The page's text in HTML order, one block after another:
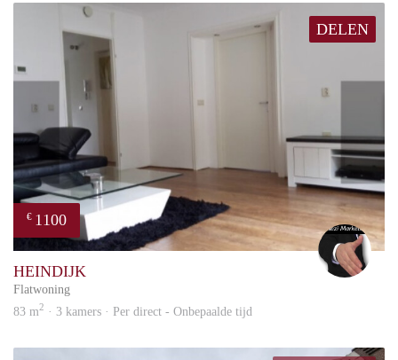
DELEN
€ 1100
Alex
HEINDIJK
Flatwoning
83 m2 · 3 kamers · Per direct - Onbepaalde tijd